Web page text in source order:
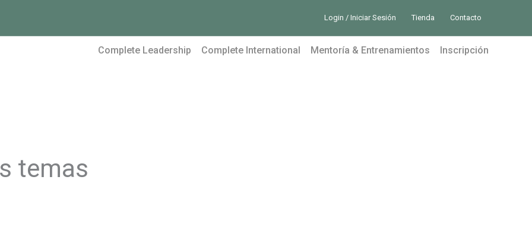
Login / Iniciar Sesión Tienda Contacto
Complete Leadership Complete International Mentoría & Entrenamientos Inscripción
temas